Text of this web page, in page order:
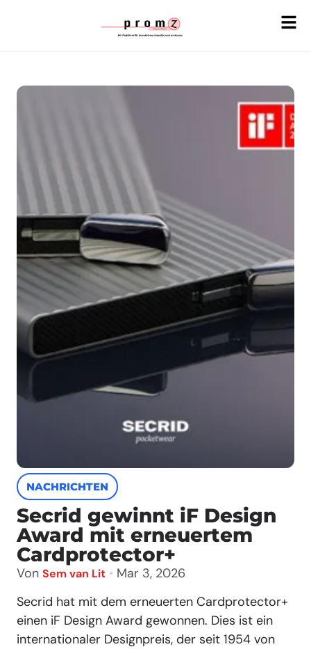
NACHRICHTEN
Secrid gewinnt iF Design
Award mit erneuertem
Cardprotector+
Von Sem van Lit • Mar 3, 2026
Secrid hat mit dem erneuerten Cardprotector+
einen iF Design Award gewonnen. Dies ist ein
internationaler Designpreis, der seit 1954 von